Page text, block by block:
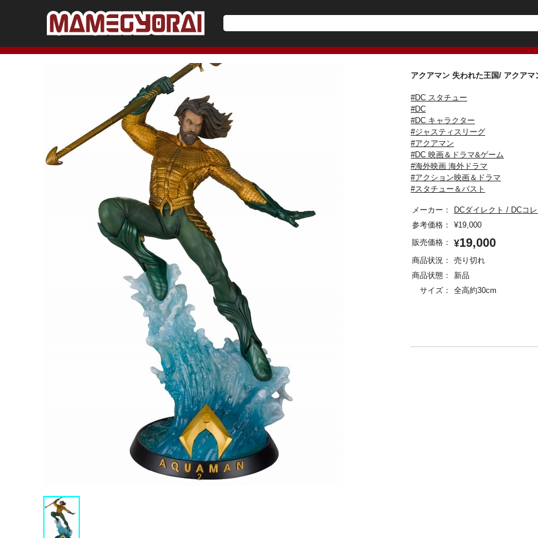
アクアマン 失われた王国/ アク
#DC スタチュー
#DC
#DC キャラクター
#ジャスティスリーグ
#アクアマン
#DC 映画＆ドラマ&ゲーム
#海外映画 海外ドラマ
#アクション映画＆ドラマ
#スタチュー＆バスト
メーカー：
DCダイレクト / DCコ
参考価格：
¥19,000
販売価格：
¥19,000
商品状況：
売り切れ
商品状態：
新品
サイズ：
全高約30cm